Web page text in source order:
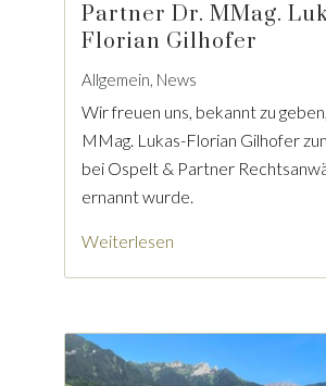
Partner Dr. MMag.
Florian Gilhofer
Allgemein, News
Wir freuen uns, bekannt zu
MMag. Lukas-Florian Gilhofer
bei Ospelt & Partner
ernannt wurde.
Weiterlesen